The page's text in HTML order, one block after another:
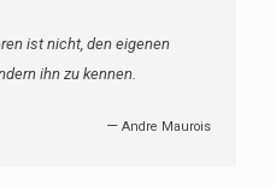
ist nicht, den eigenen
ihn zu kennen.
—Andre Maurois